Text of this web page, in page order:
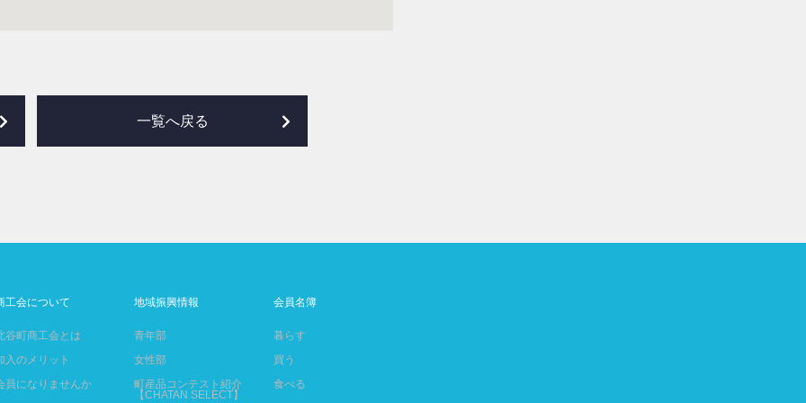
一覧へ戻る
工会について
谷町商工会とは
入のメリット
員になりませんか
地域振興情報
青年部
女性部
町産品コンテスト紹介
【CHATAN SELECT】
会員名簿
暮らす
買う
食べる